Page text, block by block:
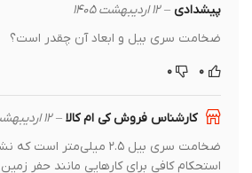
پیشدادی– ۱۲ اردیبهشت ۱۴۰۵
ضخامت سری بیل و ابعاد آن چقدر است؟
کارشناس فروش کی ام کالا– ۱۲ اردیبهشت ۱۴۰۵
ضخامت سری بیل ۲.۵ میلی‌متر است که
استحکام کافی برای کارهایی مانند حفر زمین